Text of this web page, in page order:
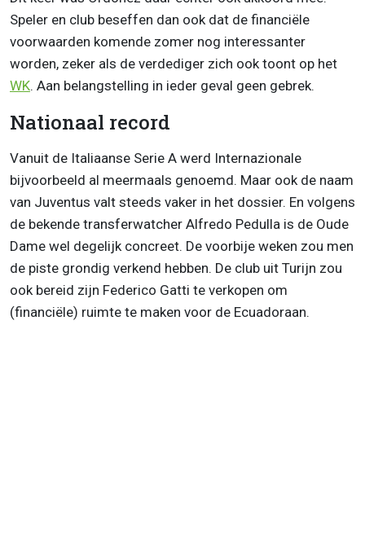
Speler en club beseffen dan ook dat de financiële
voorwaarden komende zomer nog interessanter
worden, zeker als de verdediger zich ook toont op het
WK. Aan belangstelling in ieder geval geen gebrek.
Nationaal record
Vanuit de Italiaanse Serie A werd Internazionale
bijvoorbeeld al meermaals genoemd. Maar ook de naam
van Juventus valt steeds vaker in het dossier. En volgens
de bekende transferwatcher Alfredo Pedulla is de Oude
Dame wel degelijk concreet. De voorbije weken zou men
de piste grondig verkend hebben. De club uit Turijn zou
ook bereid zijn Federico Gatti te verkopen om
(financiële) ruimte te maken voor de Ecuadoraan.